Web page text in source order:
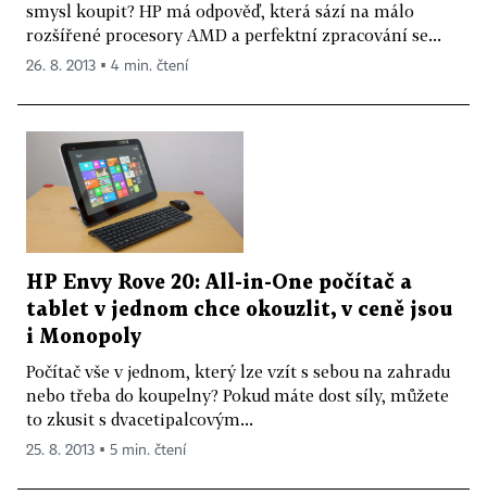
smysl koupit? HP má odpověď, která sází na málo
rozšířené procesory AMD a perfektní zpracování se...
26. 8. 2013 ▪ 4 min. čtení
HP Envy Rove 20: All-in-One počítač a
tablet v jednom chce okouzlit, v ceně jsou
i Monopoly
Počítač vše v jednom, který lze vzít s sebou na zahradu
nebo třeba do koupelny? Pokud máte dost síly, můžete
to zkusit s dvacetipalcovým...
25. 8. 2013 ▪ 5 min. čtení